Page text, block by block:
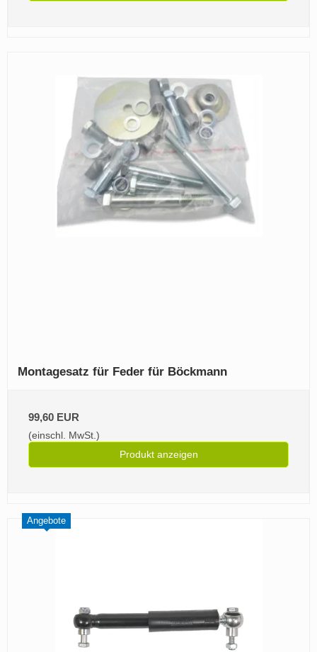
Montagesatz für Feder für Böckmann
99,60 EUR
(einschl. MwSt.)
Produkt anzeigen
Angebote